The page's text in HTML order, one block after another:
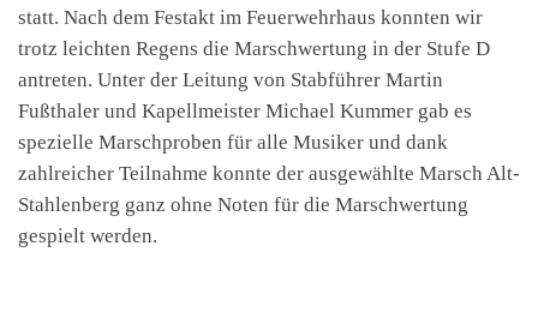
statt. Nach dem Festakt im Feuerwehrhaus konnten wir
trotz leichten Regens die Marschwertung in der Stufe D
antreten. Unter der Leitung von Stabführer Martin
Fußthaler und Kapellmeister Michael Kummer gab es
spezielle Marschproben für alle Musiker und dank
zahlreicher Teilnahme konnte der ausgewählte Marsch Alt-
Stahlenberg ganz ohne Noten für die Marschwertung
gespielt werden.